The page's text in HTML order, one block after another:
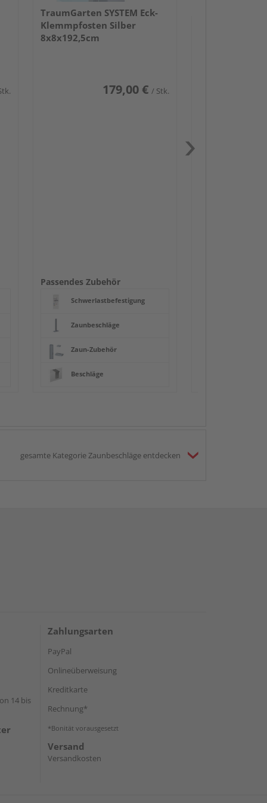
TraumGarten SYSTEM Eck-
Klemmpfosten Silber
8x8x192,5cm
179,00 € / Stk.
Passendes Zubehör
Schwerlastbefestigung
Zaunbeschläge
Zaun-Zubehör
Beschläge
gesamte Kategorie Zaunbeschläge entdecken
14 bis
Zahlungsarten
PayPal
Onlineüberweisung
Kreditkarte
Rechnung*
*Bonität vorausgesetzt
Versand
Versandkosten